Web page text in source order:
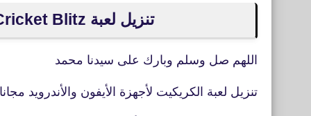
تنزيل لعبة WCC Cricket Blitz لأجهزة iPhone وAndroid
اللهم صل وسلم وبارك على سيدنا محمد
تنزيل لعبة الكريكيت لأجهزة الأيفون والأندرويد